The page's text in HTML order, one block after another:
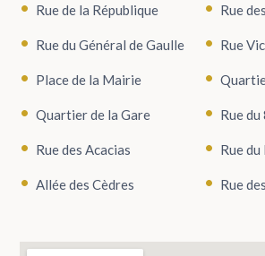
Rue de la République Rue
Rue du Général de Gaulle Rue
Place de la Mairie
Quartier de la Gare Rue
Rue des Acacias Rue
Allée des Cèdres Rue